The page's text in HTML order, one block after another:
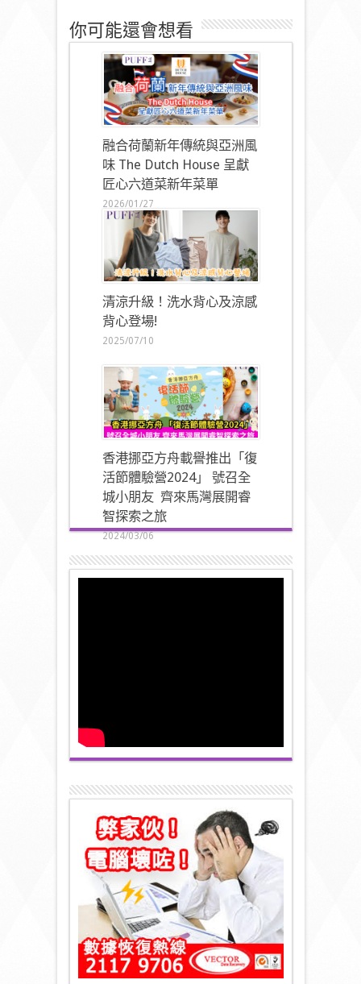
你可能還會想看
融合荷蘭新年傳統與亞洲風
味 The Dutch House 呈獻
匠心六道菜新年菜單
2026/01/27
清涼升級！洗水背心及涼感
背心登場!
2025/07/10
香港挪亞方舟載譽推出「復
活節體驗營2024」 號召全
城小朋友 齊來馬灣展開睿
智探索之旅
2024/03/06